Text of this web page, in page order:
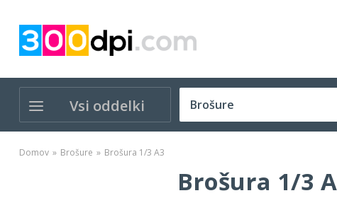
Vsi oddelki
Domov Brošure Brošura 1/3 A3
Brošura 1/3